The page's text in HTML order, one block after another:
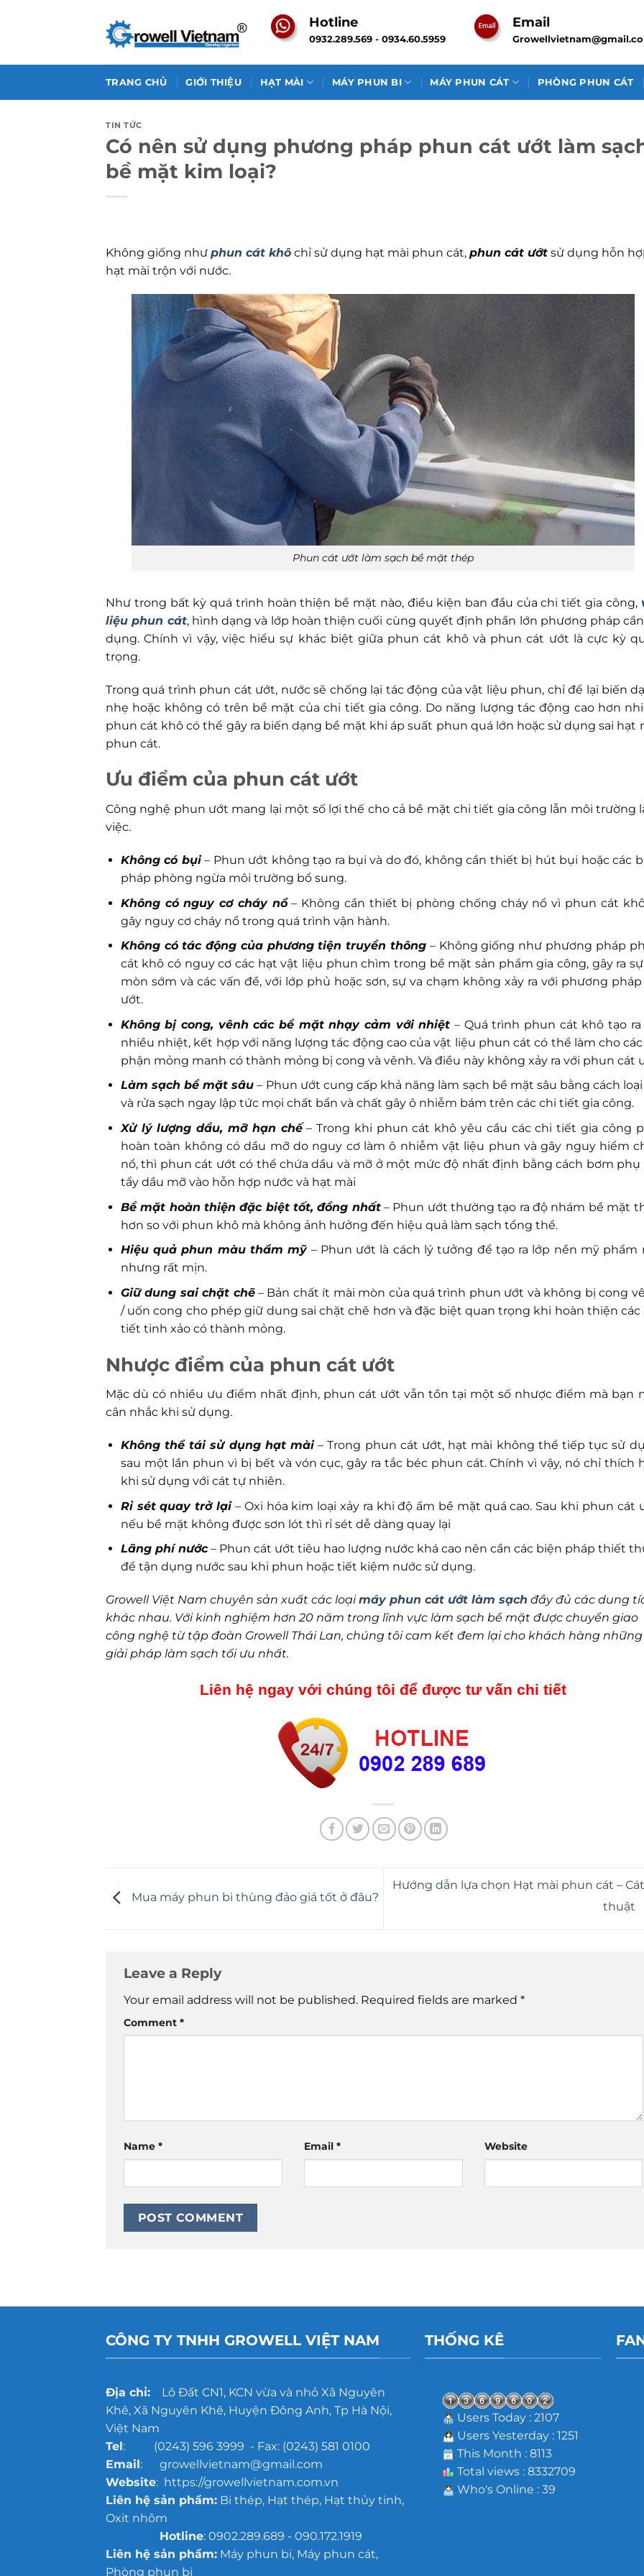
Hotline
0932.289.569 - 0934.60.5959
Email
TRANG CHỦ GIỚI THIỆU HẠT MÀI MÁY PHUN BI MÁY PHUN CÁT PHÒNG PHUN CÁT
TIN TỨC
Có nên sử dụng phương pháp phun cát ướt làm
bề mặt kim loại?
Không giống như phun cát khô chỉ sử dụng hạt mài phun cát, phun cát ướt sử dụng hỗn
hạt mài trộn với nước.
Phun cát ướt làm sạch bề mặt thép
Như trong bất kỳ quá trình hoàn thiện bề mặt nào, điều kiện ban đầu của chi tiết gia công,
liệu phun cát, hình dạng và lớp hoàn thiện cuối cùng quyết định phần lớn phương pháp
dụng. Chính vì vậy, việc hiểu sự khác biệt giữa phun cát khô và phun cát ướt là cực kỳ
trọng.
Trong quá trình phun cát ướt, nước sẽ chống lại tác động của vật liệu phun, chỉ để lại biến
nhẹ hoặc không có trên bề mặt của chi tiết gia công. Do năng lượng tác động cao hơn
phun cát khô có thể gây ra biến dạng bề mặt khi áp suất phun quá lớn hoặc sử dụng sai hạt
phun cát.
Ưu điểm của phun cát ướt
Công nghệ phun ướt mang lại một số lợi thế cho cả bề mặt chi tiết gia công lẫn môi trường
việc.
Không có bụi– Phun ướt không tạo ra bụi và do đó, không cần thiết bị hút bụi hoặc các
pháp phòng ngừa môi trường bổ sung.
Không có nguy cơ cháy nổ– Không cần thiết bị phòng chống cháy nổ vì phun cát
gây nguy cơ cháy nổ trong quá trình vận hành.
Không có tác động của phương tiện truyền thông – Không giống như phương pháp
cát khô có nguy cơ các hạt vật liệu phun chìm trong bề mặt sản phẩm gia công, gây ra
mòn sớm và các vấn đề, với lớp phủ hoặc sơn, sự va chạm không xảy ra với phương
ướt.
Không bị cong, vênh các bề mặt nhạy cảm với nhiệt – Quá trình phun cát khô tạo ra
nhiều nhiệt, kết hợp với năng lượng tác động cao của vật liệu phun cát có thể làm cho
phận mỏng manh có thành mỏng bị cong và vênh. Và điều này không xảy ra với phun cát
Làm sạch bề mặt sâu – Phun ướt cung cấp khả năng làm sạch bề mặt sâu bằng cách
và rửa sạch ngay lập tức mọi chất bẩn và chất gây ô nhiễm bám trên các chi tiết gia công.
Xử lý lượng dầu, mỡ hạn chế– Trong khi phun cát khô yêu cầu các chi tiết gia công
hoàn toàn không có dầu mỡ do nguy cơ làm ô nhiễm vật liệu phun và gây nguy hiểm
nổ, thì phun cát ướt có thể chứa dầu và mỡ ở một mức độ nhất định bằng cách bơm phụ
tẩy dầu mỡ vào hỗn hợp nước và hạt mài
Bề mặt hoàn thiện đặc biệt tốt, đồng nhất– Phun ướt thường tạo ra độ nhám bề mặt
hơn so với phun khô mà không ảnh hưởng đến hiệu quả làm sạch tổng thể.
Hiệu quả phun màu thẩm mỹ– Phun ướt là cách lý tưởng để tạo ra lớp nền mỹ phẩm
nhưng rất mịn.
Giữ dung sai chặt chẽ– Bản chất ít mài mòn của quá trình phun ướt và không bị cong
/ uốn cong cho phép giữ dung sai chặt chẽ hơn và đặc biệt quan trọng khi hoàn thiện các
tiết tinh xảo có thành mỏng.
Nhược điểm của phun cát ướt
Mặc dù có nhiều ưu điểm nhất định, phun cát ướt vẫn tồn tại một số nhược điểm mà bạn
cân nhắc khi sử dụng.
Không thể tái sử dụng hạt mài– Trong phun cát ướt, hạt mài không thể tiếp tục sử
sau một lần phun vì bị bết và vón cục, gây ra tắc béc phun cát. Chính vì vậy, nó chỉ thích
khi sử dụng với cát tự nhiên.
Rỉ sét quay trở lại – Oxi hóa kim loại xảy ra khi độ ẩm bề mặt quá cao. Sau khi phun cát
nếu bề mặt không được sơn lót thì rỉ sét dễ dàng quay lại
Lãng phí nước – Phun cát ướt tiêu hao lượng nước khá cao nên cần các biện pháp thiết
để tận dụng nước sau khi phun hoặc tiết kiệm nước sử dụng.
Growell Việt Nam chuyên sản xuất các loạimáy phun cát ướt làm sạch đầy đủ các dung
khác nhau. Với kinh nghiệm hơn 20 năm trong lĩnh vực làm sạch bề mặt được chuyển giao
công nghệ từ tập đoàn Growell Thái Lan, chúng tôi cam kết đem lại cho khách hàng những
giải pháp làm sạch tối ưu nhất.
Liên hệ ngay với chúng tôi để được tư vấn chi tiết
Mua máy phun bi thùng đảo giá tốt ở đâu?
Hướng dẫn lựa chọn Hạt mài phun cát –
thuật
Leave a Reply
Your email address will not be published. Required fields are marked *
Comment *
Name * Email * Website
CÔNG TY TNHH GROWELL VIỆT NAM
Địa chỉ:Lô Đất CN1, KCN vừa và nhỏ Xã Nguyên
Khê, Xã Nguyên Khê, Huyện Đông Anh, Tp Hà Nội,
Việt Nam
Tel: (0243) 596 3999 - Fax: (0243) 581 0100
Email: growellvietnam@gmail.com
Website: https://growellvietnam.com.vn
Liên hệ sản phẩm:Bi thép, Hạt thép, Hạt thủy tinh,
Oxit nhôm
Hotline: 0902.289.689 - 090.172.1919
Liên hệ sản phẩm:Máy phun bi, Máy phun cát,
Phòng phun bi
THỐNG KÊ
Users Today : 2107
Users Yesterday : 1251
This Month : 8113
Total views : 8332709
Who's Online : 39